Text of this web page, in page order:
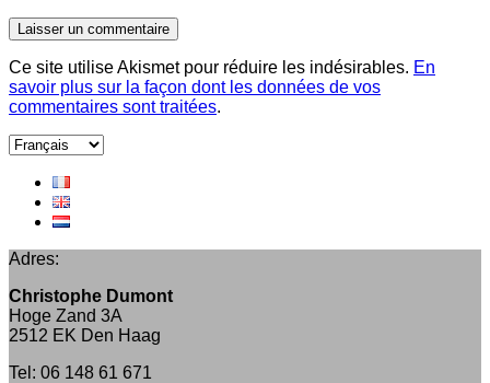
Ce site utilise Akismet pour réduire les indésirables. En
savoir plus sur la façon dont les données de vos
commentaires sont traitées.
Choisir
langue
Adres:
Christophe Dumont
Hoge Zand 3A
2512 EK Den Haag
Tel: 06 148 61 671